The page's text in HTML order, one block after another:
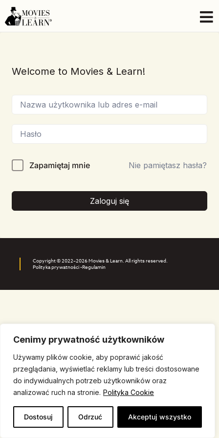
Cenimy prywatność użytkowników
Używamy plików cookie, aby poprawić jakość
przeglądania, wyświetlać reklamy lub treści dostosowane
do indywidualnych potrzeb użytkowników oraz
analizować ruch na stronie. Polityka Cookie
Dostosuj Odrzuć Akceptuj wszystko
Welcome to Movies & Learn!
Zapamiętaj mnie Nie pamiętasz hasła?
Zaloguj się
Copyright © 2022–2026 Movies & Learn. All rights reserved.
Polityka prywatności •Regulamin